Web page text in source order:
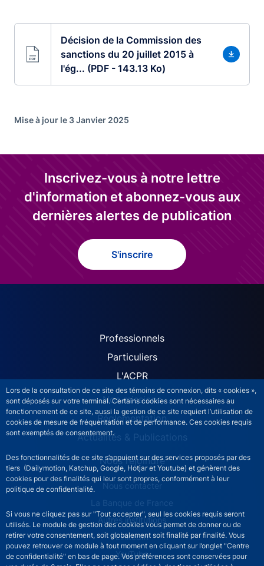
Lors de la consultation de ce site des témoins de connexion, dits « cookies »,
sont déposés sur votre terminal. Certains cookies sont nécessaires au
fonctionnement de ce site, aussi la gestion de ce site requiert l’utilisation de
cookies de mesure de fréquentation et de performance. Ces cookies requis
sont exemptés de consentement.
Des fonctionnalités de ce site s’appuient sur des services proposés par des
tiers (Dailymotion, Katchup, Google, Hotjar et Youtube) et génèrent des
cookies pour des finalités qui leur sont propres, conformément à leur
politique de confidentialité.
Si vous ne cliquez pas sur "Tout accepter", seul les cookies requis seront
utilisés. Le module de gestion des cookies vous permet de donner ou de
retirer votre consentement, soit globalement soit finalité par finalité. Vous
pouvez retrouver ce module à tout moment en cliquant sur l’onglet "Centre
de confidentialité" en bas de page. Vos préférences sont conservées pour
Décision de la Commission des
sanctions du 20 juillet 2015 à
l'ég... (PDF - 143.13 Ko)
Mise à jour le 3 Janvier 2025
Inscrivez-vous à notre lettre
d'information et abonnez-vous aux
dernières alertes de publication
S'inscrire
ACPR site navigation
Professionnels
Particuliers
L'ACPR
Nos missions
Réglementation
Actualités & Publications
Nous rejoindre
ACPR footer secondary menu (French)
Nous contacter
La Banque de France
Autres institutions
LinkedIn
YouTube